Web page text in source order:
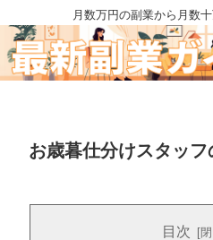
月数万円の副業から月数
お歳暮仕分けスタッ
目次